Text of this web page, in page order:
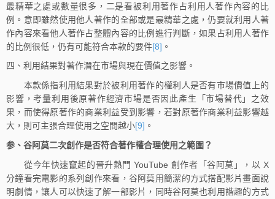
最精華之處或數量很多，二是看被利用著作占利用人著作內容的比
例。意即雖然使用他人著作的全部或是最精華之處，仍要就利用人著
作內容來看他人著作占整體內容的比例進行判斷，如果占利用人著作
的比例很低，仍有可能符合本款的要件[8] 。
四、利用結果對著作潛在市場與現在價值之影響。
本款係指利用結果對於被利用著作的權利人是否有市場價值上的
影響，考量利用後原著作經濟市場是否因此產生「市場替代」之效
果，而使得原著作的商業利益受到影響，若對原著作商業利益影響越
大，則可主張合理使用之空間越小[9] 。
参、谷阿莫二次創作是否符合著作權合理使用之範圍？
從今年快速竄起的晉升熱門 YouTube 創作者「谷阿莫」，以 X
分鐘看完電影的系列創作來看，谷阿莫用簡潔的方式搭配影片畫面說
明劇情，讓人可以快速了解一部影片，同時谷阿莫也利用諧趣的方式